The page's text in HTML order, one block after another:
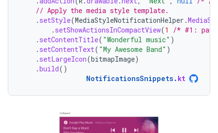
// Apply the media style template.
. setStyle(MediaStyleNotificationHelper .
. setShowActionsInCompactView(1
/* #1:
. setContentTitle( "Wonderful music" )
. setContentText( "My Awesome Band" )
. setLargeIcon(bitmapImage)
.build()
NotificationsSnippets. kt